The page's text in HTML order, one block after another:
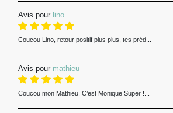
Avis pour lino
Coucou Lino, retour positif plus plus, tes préd...
Avis pour mathieu
Coucou mon Mathieu. C’est Monique Super !...